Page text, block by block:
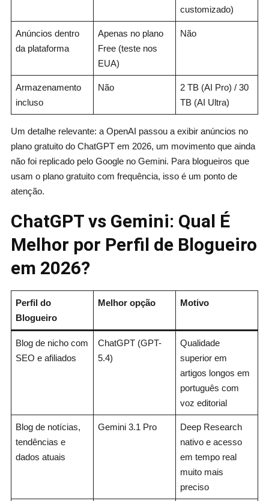
customizado)
Anúncios dentro
da plataforma
Apenas no plano
Free (teste nos
EUA)
Não
Armazenamento
incluso
Não
2 TB (AI Pro) / 30
TB (AI Ultra)
Um detalhe relevante: a OpenAI passou a exibir anúncios no
plano gratuito do ChatGPT em 2026, um movimento que ainda
não foi replicado pelo Google no Gemini. Para blogueiros que
usam o plano gratuito com frequência, isso é um ponto de
atenção.
ChatGPT vs Gemini: Qual É
Melhor por Perfil de Blogueiro
em 2026?
Perfil do
Blogueiro
Melhor opção Motivo
Blog de nicho com
SEO e afiliados
ChatGPT (GPT-
5.4)
Qualidade
superior em
artigos longos em
português com
voz editorial
Blog de notícias,
tendências e
dados atuais
Gemini 3.1 Pro
Deep Research
nativo e acesso
em tempo real
muito mais
preciso